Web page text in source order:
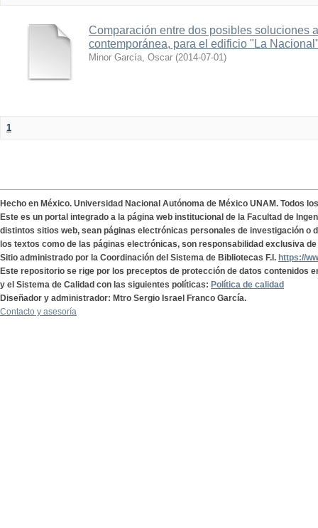
Comparación entre dos posibles soluciones
contemporánea, para el edificio "La
Minor García, Oscar (2014-07-01)
1
Hecho en México. Universidad Nacional Autónoma de México UNAM. Todos
Este es un portal integrado a la página web institucional de la Facultad de
distintos sitios web, sean páginas electrónicas personales de investigación o
los textos como de las páginas electrónicas, son responsabilidad exclusiva
Sitio administrado por la Coordinación del Sistema de Bibliotecas F.I. https://
Este repositorio se rige por los preceptos de protección de datos contenidos
y el Sistema de Calidad con las siguientes políticas: Política de calidad
Diseñador y administrador: Mtro Sergio Israel Franco García.
Contacto y asesoría